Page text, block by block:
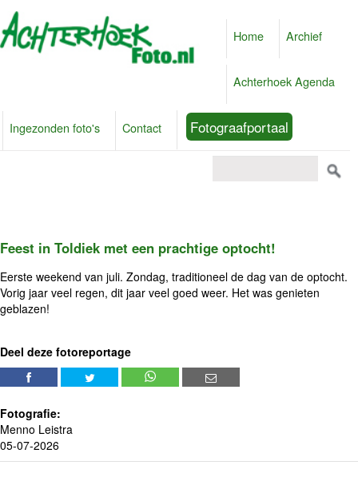
Home Archief
Achterhoek Agenda
Ingezonden foto's Contact Fotograafportaal
Feest in Toldiek met een prachtige optocht!
Eerste weekend van juli. Zondag, traditioneel de dag van de optocht.
Vorig jaar veel regen, dit jaar veel goed weer. Het was genieten
geblazen!
Deel deze fotoreportage
Fotografie:
Menno Leistra
05-07-2026